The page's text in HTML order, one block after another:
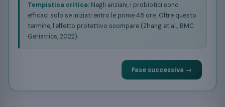
Tempistica critica: Negli anziani, i probiotici sono
efficaci solo se iniziati entro le prime 48 ore. Oltre questo
termine, l'effetto protettivo scompare (Zhang et al., BMC
Geriatrics, 2022).
Fase successiva →